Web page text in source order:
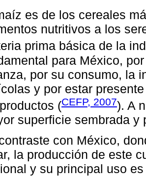
es de los cereales
nutritivos a los
prima básica de la
para México,
por su consumo, la
y por estar
(CEFP, 2007). A
superficie sembrada y
con México,
la producción de este
y su principal uso